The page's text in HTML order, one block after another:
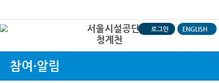
청계천
로그인 ENGLISH
참여·알림